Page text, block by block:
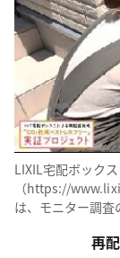
LIXIL宅配ボック
（https://
は、モニター調
再